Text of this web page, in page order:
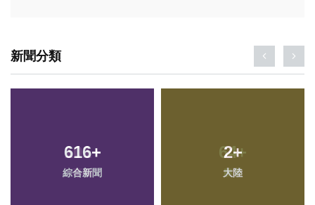
新聞分類
616+
綜合新聞
2+
大陸